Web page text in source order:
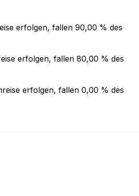
erfolgen, fallen 90,00 % des
erfolgen, fallen 80,00 % des
erfolgen, fallen 0,00 % des